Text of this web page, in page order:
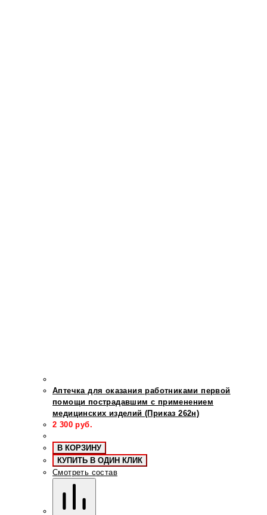
Аптечка для оказания работниками первой
помощи пострадавшим с применением
медицинских изделий (Приказ 262н)
2 300 руб.
В КОРЗИНУ
КУПИТЬ В ОДИН КЛИК
Смотреть состав